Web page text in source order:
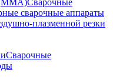
(ММА)Сварочные
сварочные аппараты
плазменной резки
Сварочные